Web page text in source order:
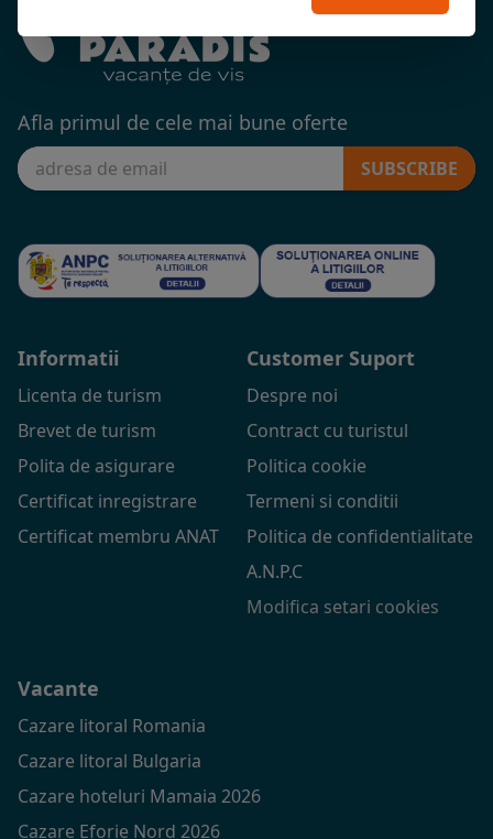
Afla primul de cele mai bune oferte
SUBSCRIBE
Informatii
Licenta de turism
Brevet de turism
Polita de asigurare
Certificat inregistrare
Certificat membru ANAT
Customer Suport
Despre noi
Contract cu turistul
Politica cookie
Termeni si conditii
Politica de confidentialitate
A.N.P.C
Modifica setari cookies
Vacante
Cazare litoral Romania
Cazare litoral Bulgaria
Cazare hoteluri Mamaia 2026
Cazare Eforie Nord 2026